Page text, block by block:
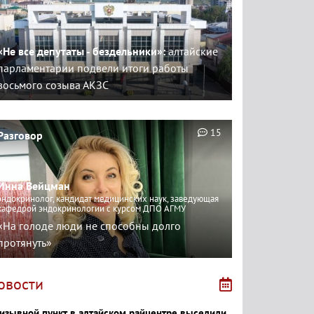
все депутаты - бездельники»:алтайские
подвели итоги работы
созыва АКЗС
Вейцман
кандидат медицинских наук, заведующая
эндокринологии с курсом ДПО АГМУ
голоде люди не способны долго
15